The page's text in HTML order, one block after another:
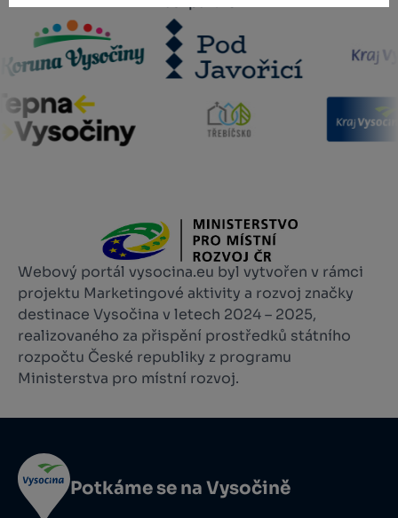
Webový portál vysocina.eu byl vytvořen v rámci
projektu Marketingové aktivity a rozvoj značky
destinace Vysočina v letech 2024 – 2025,
realizovaného za přispění prostředků státního
rozpočtu České republiky z programu
Ministerstva pro místní rozvoj.
Potkáme se na Vysočině